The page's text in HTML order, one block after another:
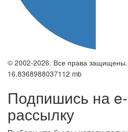
© 2002-2026. Все права защищены.
16.8368988037112 mb
Подпишись на
рассылку